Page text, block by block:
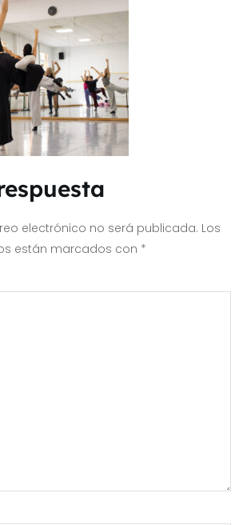
electrónico no será publicada. Los
están marcados con *